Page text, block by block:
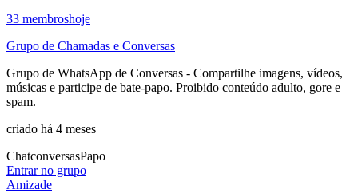
33 membroshoje
Grupo de Chamadas e Conversas
Grupo de WhatsApp de Conversas - Compartilhe imagens, vídeos,
músicas e participe de bate‑papo. Proibido conteúdo adulto, gore e
spam.
criado há 4 meses
ChatconversasPapo
Entrar no grupo
Amizade